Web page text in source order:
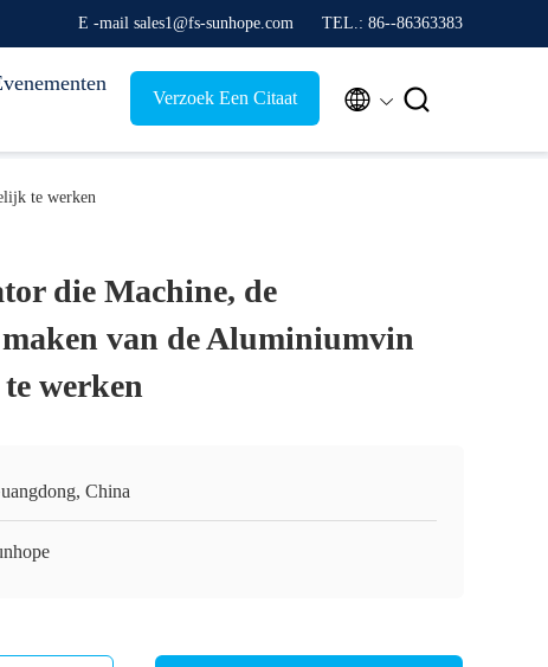
E -mail sales1@fs-sunhope.com TEL.: 86--86363383
Verzoek Een Citaat  
te werken
die Machine, de
van de Aluminiumvin
werken
China